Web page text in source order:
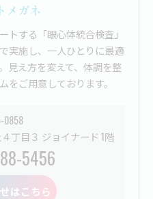
メガネ
トする「眼心体統合検査」
実施し、一人ひとりに最適
見え方を変えて、体調を整
をご用意しております。
0858
丁目３ ジョイナード 1階
5456
はこちら